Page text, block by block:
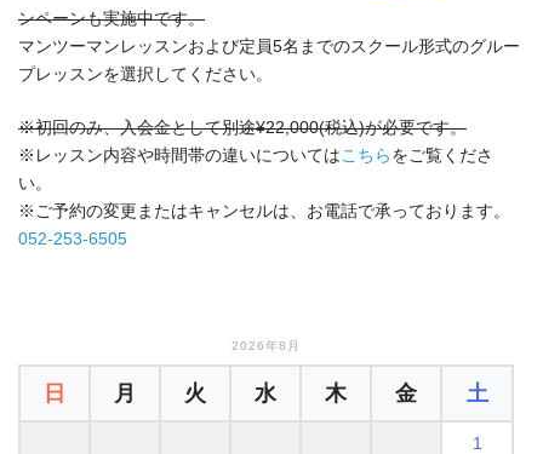
ンペーンも実施中です。
マンツーマンレッスンおよび定員5名までのスクール形式のグルー
プレッスンを選択してください。
※初回のみ、入会金として別途¥22,000(税込)が必要です。
※レッスン内容や時間帯の違いについては こちら をご覧くださ
い。
※ご予約の変更またはキャンセルは、お電話で承っております。
052-253-6505
2026年8月
日 月 火 水 木 金 土
1